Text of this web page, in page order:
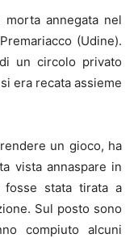
morta annegata nel
(Udine).
di un circolo privato
era recata assieme
un gioco, ha
vista annaspare in
fosse stata tirata a
Sul posto sono
compiuto alcuni